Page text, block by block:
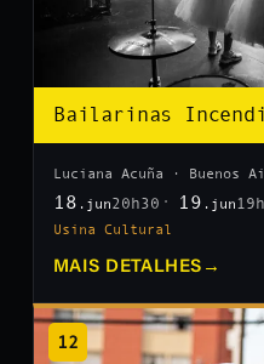
Bailarinas
Luciana Acuña · Buenos
18 .jun20h30 19 .jun 19h
Usina Cultural
MAIS DETALHES →
12